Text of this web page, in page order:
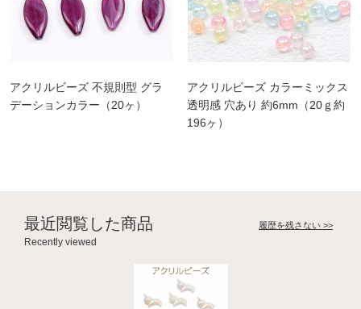
アクリルビーズ 不規則型 グラ
デーションカラー（20ヶ）
アクリルビーズ カラーミックス
透明感 穴あり 約6mm（20ｇ約
196ヶ）
最近閲覧した商品
Recently viewed
履歴を残さない >>